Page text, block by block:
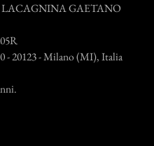
LACAGNINA GAETANO
- 20123 - Milano (MI), Italia